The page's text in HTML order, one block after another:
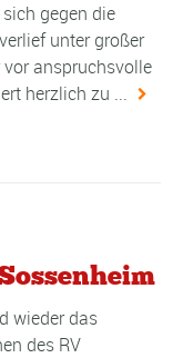
gegen die
unter großer
anspruchsvolle
herzlich zu ...
wieder das
des RV